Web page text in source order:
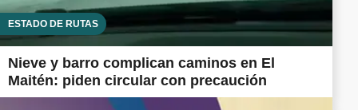
ESTADO DE RUTAS
Nieve y barro complican caminos en El
Maitén: piden circular con precaución